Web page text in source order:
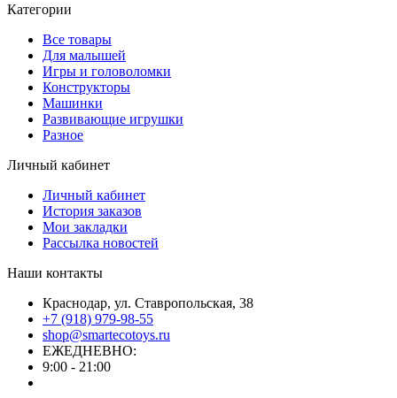
Категории
Все товары
Для малышей
Игры и головоломки
Конструкторы
Машинки
Развивающие игрушки
Разное
Личный кабинет
Личный кабинет
История заказов
Мои закладки
Рассылка новостей
Наши контакты
Краснодар, ул. Ставропольская, 38
+7 (918) 979-98-55
shop@smartecotoys.ru
ЕЖЕДНЕВНО:
9:00 - 21:00